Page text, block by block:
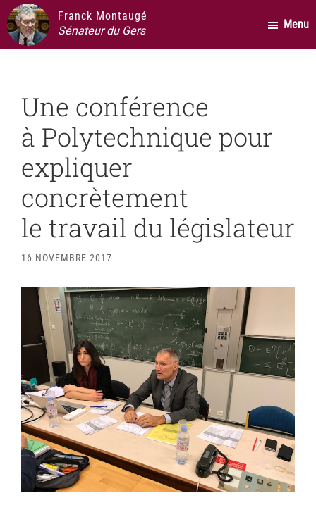
Passer
au
contenu
Passer
la
principale
Passer
au
pied
Franck Montaugé
Sénateur du Gers
Menu
Une conférence
à Polytechnique pour
expliquer
concrètement
le travail du législateur
16 NOVEMBRE 2017